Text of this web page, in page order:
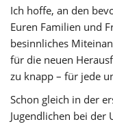
Ich hoffe, an den
Euren Familien und
besinnliches
für die neuen
zu knapp – für jede
Schon gleich in der
Jugendlichen bei der